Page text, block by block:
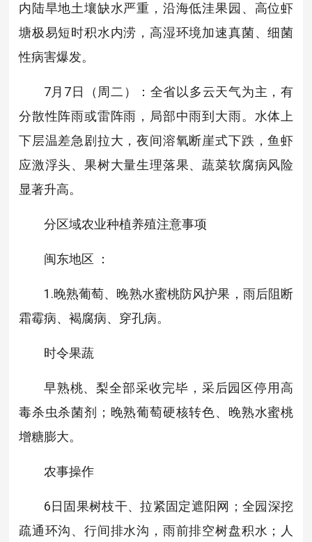
内陆旱地土壤缺水严重，沿海低洼果园、高位虾
塘极易短时积水内涝，高湿环境加速真菌、细菌
性病害爆发。
7月7日（周二）：全省以多云天气为主，有
分散性阵雨或雷阵雨，局部中雨到大雨。水体上
下层温差急剧拉大，夜间溶氧断崖式下跌，鱼虾
应激浮头、果树大量生理落果、蔬菜软腐病风险
显著升高。
分区域农业种植养殖注意事项
闽东地区 ：
1.晚熟葡萄、晚熟水蜜桃防风护果，雨后阻断
霜霉病、褐腐病、穿孔病。
时令果蔬
早熟桃、梨全部采收完毕，采后园区停用高
毒杀虫杀菌剂；晚熟葡萄硬核转色、晚熟水蜜桃
增糖膨大。
农事操作
6日固果树枝干、拉紧固定遮阳网；全园深挖
疏通环沟、行间排水沟，雨前排空树盘积水；人